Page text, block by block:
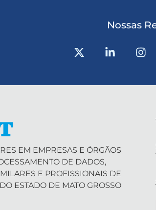
Nossas
X
-
L
i
i
n
I
n
EM EMPRESAS E ÓRGÃOS
DE DADOS,
E PROFISSIONAIS DE
ESTADO DE MATO GROSSO